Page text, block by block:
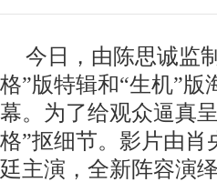
今日，由陈思诚监
格”版特辑和“生机”版
幕。为了给观众逼真
格”抠细节。影片由
廷主演，全新阵容演